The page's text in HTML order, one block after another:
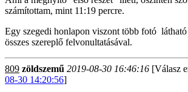
számítottam, mint 11:19 percre.
Egy szegedi honlapon viszont több fotó látható
összes szereplő felvonultatásával.
809 zöldszemű 2019-08-30 16:46:16 [Válasz
08-30 14:20:56]